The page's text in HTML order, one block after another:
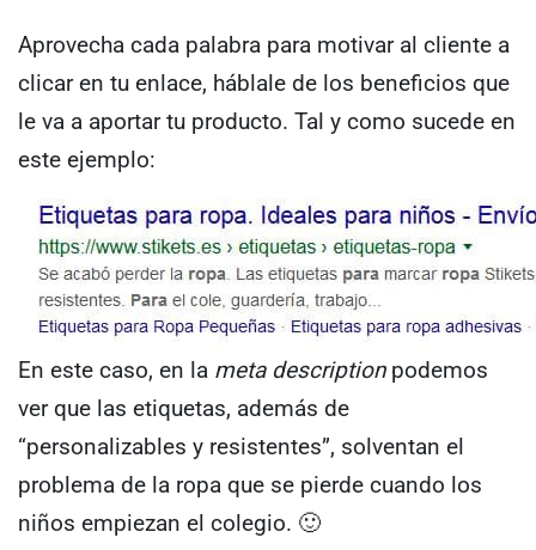
Aprovecha cada palabra para motivar al cliente a
clicar en tu enlace, háblale de los beneficios que
le va a aportar tu producto. Tal y como sucede en
este ejemplo:
En este caso, en la meta descriptionpodemos
ver que las etiquetas, además de
“personalizables y resistentes”, solventan el
problema de la ropa que se pierde cuando los
niños empiezan el colegio. 🙂